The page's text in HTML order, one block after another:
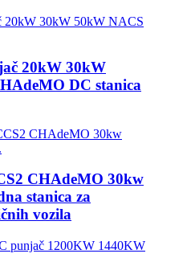
20kW 30kW
DC stanica
CHAdeMO 30kw
stanica za
vozila